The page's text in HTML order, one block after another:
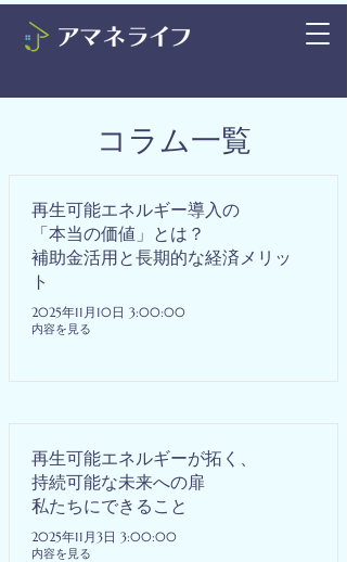
コラム一覧
再生可能エネルギー導入の
「本当の価値」とは？
補助金活用と長期的な経済メリッ
ト
2025年11月10日 3:00:00
内容を見る
再生可能エネルギーが拓く、
持続可能な未来への扉
私たちにできること
2025年11月3日 3:00:00
内容を見る